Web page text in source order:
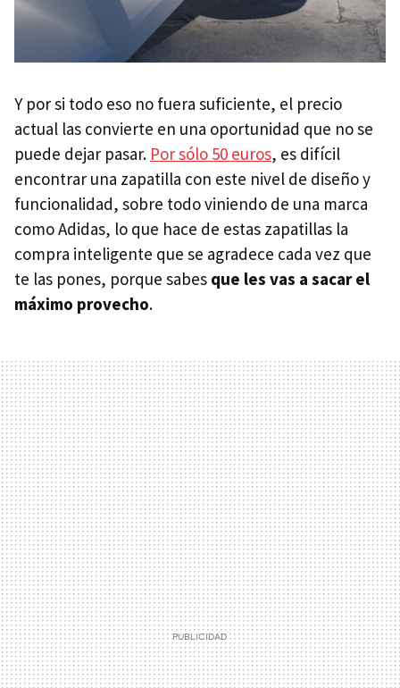
Y por si todo eso no fuera suficiente, el precio
actual las convierte en una oportunidad que no se
puede dejar pasar. Por sólo 50 euros, es difícil
encontrar una zapatilla con este nivel de diseño y
funcionalidad, sobre todo viniendo de una marca
como Adidas, lo que hace de estas zapatillas la
compra inteligente que se agradece cada vez que
te las pones, porque sabes que les vas a sacar el
máximo provecho.